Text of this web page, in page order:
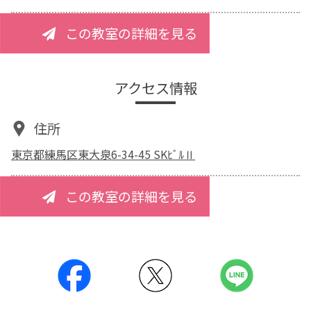
この教室の詳細を見る
アクセス情報
住所
東京都練馬区東大泉6-34-45 SKﾋﾞﾙⅡ
この教室の詳細を見る